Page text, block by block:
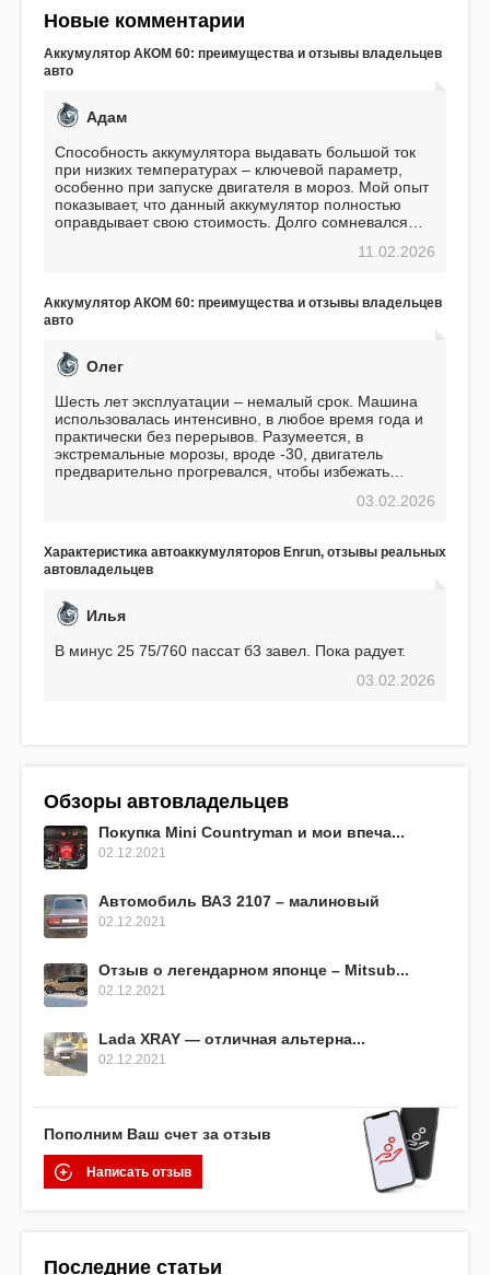
Новые комментарии
Аккумулятор АКОМ 60: преимущества и отзывы владельцев
авто
Адам
Способность аккумулятора выдавать большой ток
при низких температурах – ключевой параметр,
особенно при запуске двигателя в мороз. Мой опыт
показывает, что данный аккумулятор полностью
оправдывает свою стоимость. Долго сомневался
пожалел. Считаю, что это отличное вложение,11.02.2026
Аккумулятор АКОМ 60: преимущества и отзывы владельцев
авто
Олег
Шесть лет эксплуатации – немалый срок. Машина
использовалась интенсивно, в любое время года и
практически без перерывов. Разумеется, в
экстремальные морозы, вроде -30, двигатель
предварительно прогревался, чтобы избежать
использования не было ни единой поломки,
EFB 75. Судя по характеристикам, он даже
превосходит предыдущую модель.
03.02.2026
Характеристика автоаккумуляторов Enrun, отзывы реальных
автовладельцев
Илья
В минус 25 75/760 пассат б3 завел. Пока радует.
03.02.2026
Обзоры автовладельцев
Покупка Mini Countryman и мои впеча...
02.12.2021
Автомобиль ВАЗ 2107 – малиновый
02.12.2021
Отзыв о легендарном японце – Mitsub...
02.12.2021
Lada XRAY — отличная альтерна...
02.12.2021
Пополним Ваш счет за отзыв
Написать отзыв
Последние статьи